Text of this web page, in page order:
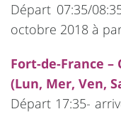
Départ 07:35/
octobre 2018 à
Fort-de-France –
(Lun, Mer, Ven,
Départ 17:35-